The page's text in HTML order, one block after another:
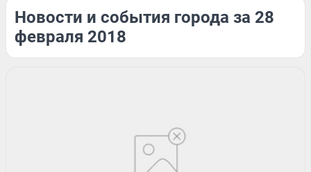
Новости и события города за 28
февраля 2018